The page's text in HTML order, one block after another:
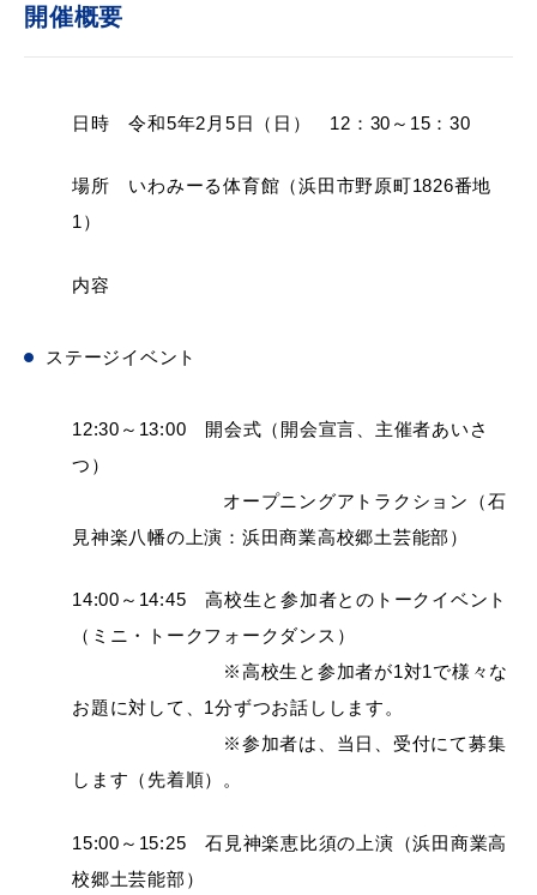
届出・証明
防災・消防
公共交
敬老福祉
公共施設 イベン
開催概要
日時 令和5年2月5日（日） 12：30～15：30
場所 いわみーる体育館（浜田市野原町1826番地
1）
内容
ステージイベント
12:30～13:00 開会式（開会宣言、主催者あいさ
つ）
オープニングアトラクション（石
見神楽八幡の上演：浜田商業高校郷土芸能部）
14:00～14:45 高校生と参加者とのトークイベント
（ミニ・トークフォークダンス）
※高校生と参加者が1対1で様々な
お題に対して、1分ずつお話しします。
※参加者は、当日、受付にて募集
します（先着順）。
15:00～15:25 石見神楽恵比須の上演（浜田商業高
校郷土芸能部）